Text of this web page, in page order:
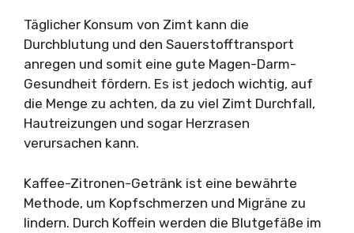
Täglicher Konsum von Zimt kann die
Durchblutung und den Sauerstofftransport
anregen und somit eine gute Magen-Darm-
Gesundheit fördern. Es ist jedoch wichtig, auf
die Menge zu achten, da zu viel Zimt Durchfall,
Hautreizungen und sogar Herzrasen
verursachen kann.
Kaffee-Zitronen-Getränk ist eine bewährte
Methode, um Kopfschmerzen und Migräne zu
lindern. Durch Koffein werden die Blutgefäße im